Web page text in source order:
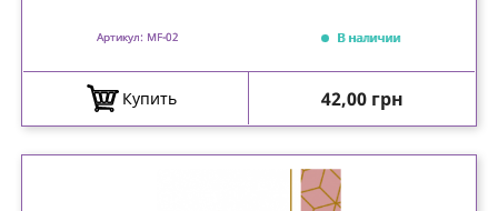
Артикул: MF-02 В наличии
Купить Цена
42,00 грн